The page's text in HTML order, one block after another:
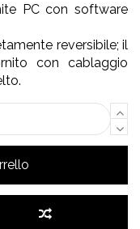
PC con software
reversibile; il
con cablaggio